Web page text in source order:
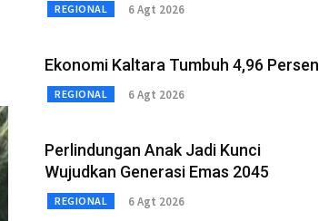
REGIONAL 6 Agt 2026
Ekonomi Kaltara Tumbuh 4,96 Persen
REGIONAL 6 Agt 2026
Perlindungan Anak Jadi Kunci
Wujudkan Generasi Emas 2045
REGIONAL 6 Agt 2026